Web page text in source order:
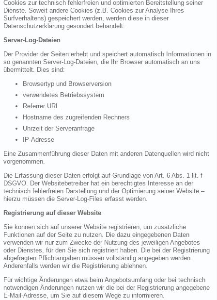
Cookies zur technisch fehlerfreien und optimierten Bereitstellung seiner
Dienste. Soweit andere Cookies (z.B. Cookies zur Analyse Ihres
Surfverhaltens) gespeichert werden, werden diese in dieser
Datenschutzerklärung gesondert behandelt.
Server-Log-Dateien
Der Provider der Seiten erhebt und speichert automatisch Informationen in
so genannten Server-Log-Dateien, die Ihr Browser automatisch an uns
übermittelt. Dies sind:
Browsertyp und Browserversion
verwendetes Betriebssystem
Referrer URL
Hostname des zugreifenden Rechners
Uhrzeit der Serveranfrage
IP-Adresse
Eine Zusammenführung dieser Daten mit anderen Datenquellen wird nicht
vorgenommen.
Die Erfassung dieser Daten erfolgt auf Grundlage von Art. 6 Abs. 1 lit. f
DSGVO. Der Websitebetreiber hat ein berechtigtes Interesse an der
technisch fehlerfreien Darstellung und der Optimierung seiner Website –
hierzu müssen die Server-Log-Files erfasst werden.
Registrierung auf dieser Website
Sie können sich auf unserer Website registrieren, um zusätzliche
Funktionen auf der Seite zu nutzen. Die dazu eingegebenen Daten
verwenden wir nur zum Zwecke der Nutzung des jeweiligen Angebotes
oder Dienstes, für den Sie sich registriert haben. Die bei der Registrierung
abgefragten Pflichtangaben müssen vollständig angegeben werden.
Anderenfalls werden wir die Registrierung ablehnen.
Für wichtige Änderungen etwa beim Angebotsumfang oder bei technisch
notwendigen Änderungen nutzen wir die bei der Registrierung angegebene
E-Mail-Adresse, um Sie auf diesem Wege zu informieren.